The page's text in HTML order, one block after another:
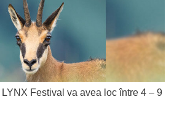
Festival va avea loc între 4 – 9